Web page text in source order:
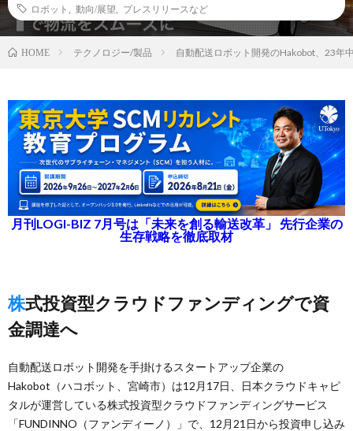
ロボット
動向/展望 プレスリリースなど
HOME テクノロジー/製品 自動配送ロボット開発のHakobot、23年
月刊LOGI-BIZ 7月号は「未来を創る輸送改革」 先行企業の
生存戦略を徹底取材
株式投資型クラウドファンディングで資
金調達へ
自動配送ロボット開発を手掛けるスタートアップ企業の
Hakobot（ハコボット、宮崎市）は12月17日、日本クラウドキャピ
タルが運営している株式投資型クラウドファンディングサービス
「FUNDINNO（ファンディーノ）」で、12月21日から投資申し込み